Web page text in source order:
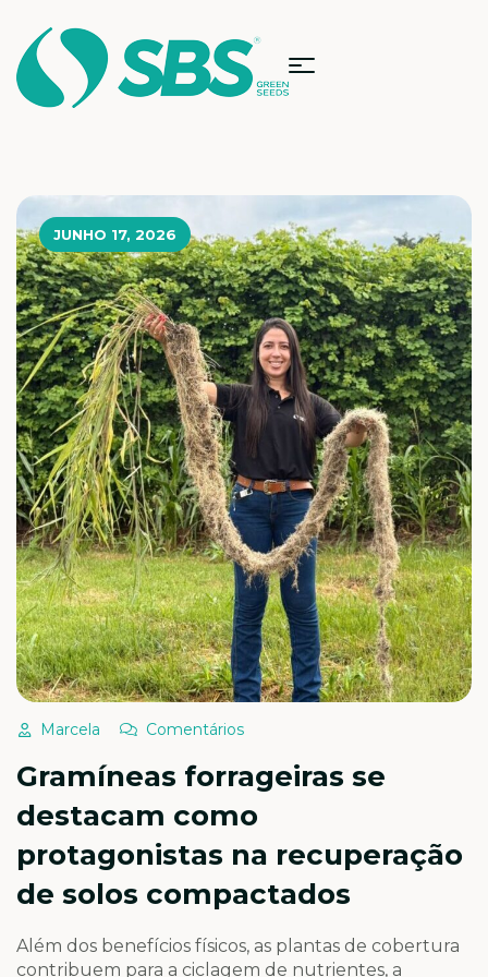
JUNHO 17, 2026
Marcela Comentários
Gramíneas forrageiras se
destacam como
protagonistas na recuperação
de solos compactados
Além dos benefícios físicos, as plantas de cobertura
contribuem para a ciclagem de nutrientes, a